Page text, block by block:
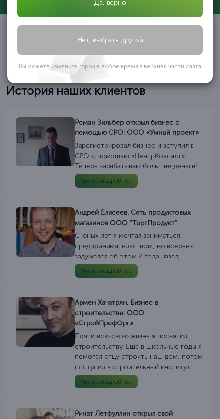
История наших клиентов
Роман Зильбер открыл бизнес с
помощью СРО: ООО «Умный проект»
Зарегистрировал бизнес и вступил в
СРО с помощью «ЦентрКонсалт».
Теперь зарабатываю большие деньги!
Читать подробнее
Андрей Елисеев. Сеть продуктовых
магазинов ООО "ТоргПродукт"
С юных лет я мечтал заниматься
предпринимательством, но всерьез
задумался об этом 2 года назад.
Читать подробнее
Армен Хачатрян. Бизнес в
строительстве: ООО
«СтройПрофОрг»
Почти всю свою жизнь я посвятил
строительству. Еще в школьные годы я
помогал отцу строить наш дом, потом
поступил в строительный институт.
Читать подробнее
Ринат Летфуллин открыл свой
Да, верно
Нет, выбрать другой
Вы можете изменить город в любое время в верхней части сайта